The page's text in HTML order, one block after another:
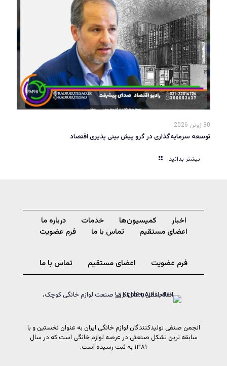
30 ژوئن 2026
توسعه سرمایه‌گذاری در گرو پیش بینی پذیری اقتصاد
بیشتر بدانید
اخبار کمیسیون‌ها خدمات
درباره ما
اعضای مستقیم
تماس با ما فرم عضویت
فرم عضویت اعضای مستقیم تماس با ما
انجمن صنفی تولیدکنندگان لوازم خانگی ایران به عنوان نخستین و با
سابقه ترین تشکل صنعتی در عرصه لوازم خانگی است که در سال
۱۳۸۱ به ثبت رسیده است.